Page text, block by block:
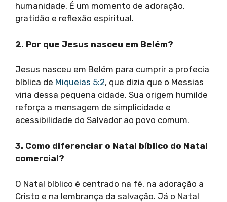
humanidade. É um momento de adoração,
gratidão e reflexão espiritual.
2. Por que Jesus nasceu em Belém?
Jesus nasceu em Belém para cumprir a profecia
bíblica de Miqueias 5:2, que dizia que o Messias
viria dessa pequena cidade. Sua origem humilde
reforça a mensagem de simplicidade e
acessibilidade do Salvador ao povo comum.
3. Como diferenciar o Natal bíblico do Natal
comercial?
O Natal bíblico é centrado na fé, na adoração a
Cristo e na lembrança da salvação. Já o Natal